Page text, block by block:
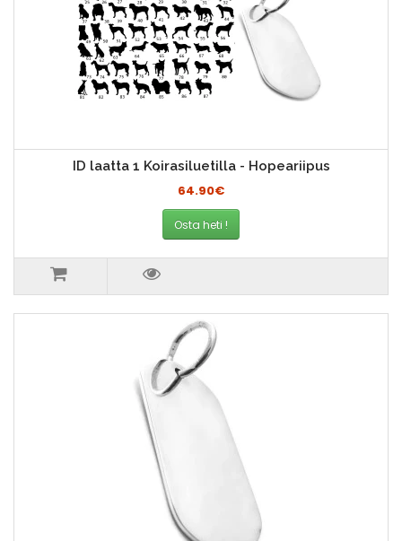
ID laatta 1 Koirasiluetilla - Hopeariipus
64.90€
Osta heti !